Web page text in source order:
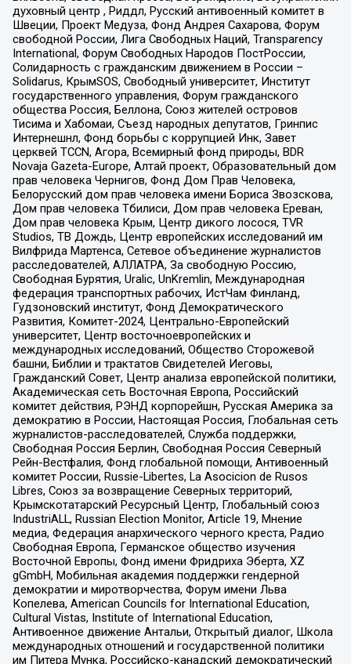
духовный центр , Риддл, Русский антивоенный комитет в
Швеции, Проект Медуза, Фонд Андрея Сахарова, Форум
свободной России, Лига Свободных Наций, Transparеncy
International, Форум Свободных Народов ПостРоссии,
Солидарность с гражданским движением в России –
Solidarus, КрымSOS, Свободный университет, Институт
государственного управления, Форум гражданского
общества Россия, Беллона, Союз жителей островов
Тисима и Хабомаи, Съезд народных депутатов, Гринпис
Интернешнл, Фонд борьбы с коррупцией Инк, Завет
церквей TCCN, Агора, Всемирный фонд природы, BDR
Novaja Gazeta-Europe, Алтай проект, Образовательный дом
прав человека Чернигов, Фонд Дом Прав Человека,
Белорусский дом прав человека имени Бориса Звозскова,
Дом прав человека Тбилиси, Дом прав человека Ереван,
Дом прав человека Крым, Центр дикого лосося, TVR
Studios, ТВ Дождь, Центр европейских исследований им
Вилфрида Мартенса, Сетевое объединение журналистов
расследователей, АЛЛАТРА, За свободную Россию,
Свободная Бурятия, Uralic, UnKremlin, Международная
федерация транспортных рабочих, ИстЧам Финланд,
Гудзоновский институт, Фонд Демократического
Развития, Комитет-2024, Центрально-Европейский
университет, Центр восточноевропейских и
международных исследований, Общество Сторожевой
башни, Библии и трактатов Свидетелей Иеговы,
Гражданский Совет, Центр анализа европейской политики,
Академическая сеть Восточная Европа, Российский
комитет действия, РЭНД корпорейшн, Русская Америка за
демократию в России, Настоящая Россия, Глобальная сеть
журналистов-расследователей, Служба поддержки,
Свободная Россия Берлин, Свободная Россия Северный
Рейн-Вестфалия, Фонд глобальной помощи, Антивоенный
комитет России, Russie-Libertes, La Asocicion de Rusos
Libres, Союз за возвращение Северных территорий,
Крымскотатарский Ресурсный Центр, Глобальный союз
IndustriALL, Russian Election Monitor, Article 19, Мнение
медиа, Федерация анархического черного креста, Радио
Свободная Европа, Германское общество изучения
Восточной Европы, Фонд имени Фридриха Эберта, XZ
gGmbH, Мобильная академия поддержки гендерной
демократии и миротворчества, Форум имени Льва
Копелева, American Councils for International Education,
Cultural Vistas, Institute of International Education,
Антивоенное движение Антальи, Открытый диалог, Школа
международных отношений и государственной политики
им Питера Мунка, Российско-канадский демократический